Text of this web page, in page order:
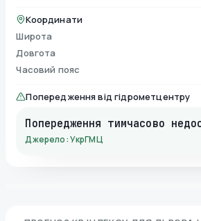
Координати
Широта
Довгота
Часовий пояс
Попередження від гідрометцентру
Попередження тимчасово
Джерело: УкрГМЦ